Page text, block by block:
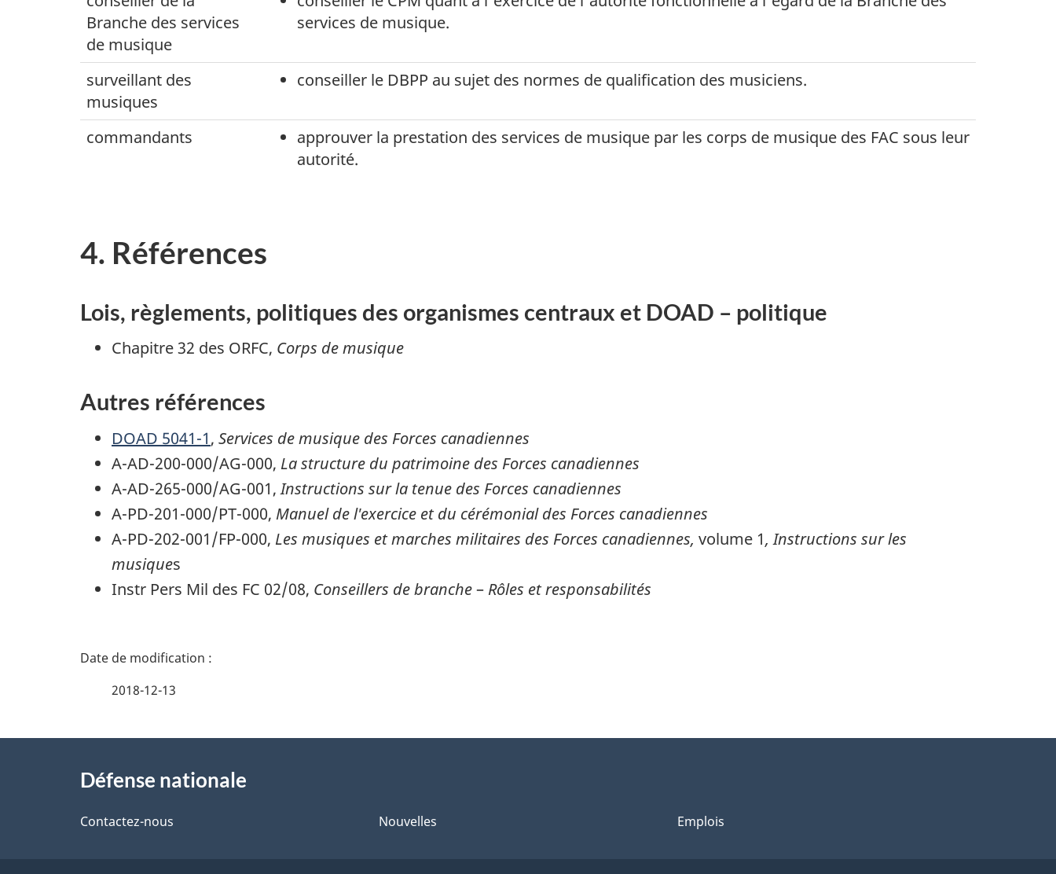
Branche des services
de musique
services de musique.
surveillant des
musiques
conseiller le DBPP au sujet des normes de qualification des musiciens.
commandants
approuver la prestation des services de musique par les corps de musique des FAC sous leur
autorité.
4. Références
Lois, règlements, politiques des organismes centraux et DOAD – politique
Chapitre 32 des ORFC, Corps de musique
Autres références
DOAD 5041-1, Services de musique des Forces canadiennes
A-AD-200-000/AG-000, La structure du patrimoine des Forces canadiennes
A-AD-265-000/AG-001,Instructions sur la tenue des Forces canadiennes
A-PD-201-000/PT-000, Manuel de l'exercice et du cérémonial des Forces canadiennes
A-PD-202-001/FP-000, Les musiques et marches militaires des Forces canadiennes, volume 1, Instructions sur les
musiques
Instr Pers Mil des FC 02/08, Conseillers de branche– Rôles et responsabilités
D
a
l
2018-12-13
proposDéfense nationale
Contactez-nous Nouvelles Emplois